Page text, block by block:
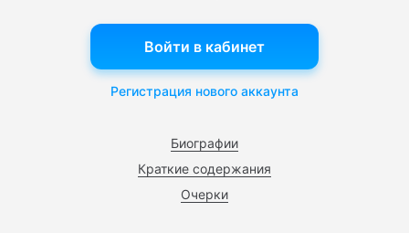
Биографии
Краткие содержания
Очерки
Войти в кабинет
Регистрация нового аккаунта